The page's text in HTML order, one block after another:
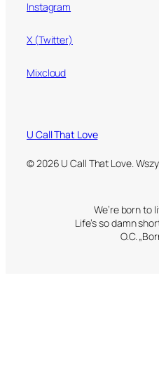
Instagram
X (Twitter)
Mixcloud
U Call That Love
© 2026 U Call That Love.
We’re born to
Life’s so damn
O.C.